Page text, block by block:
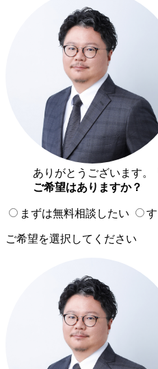
ありがとうございます。
ご希望はありますか？
まずは無料相談したい
ご希望を選択してください